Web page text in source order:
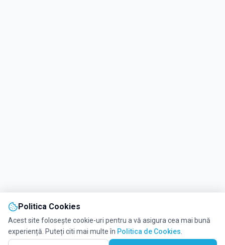
Politica Cookies
Acest site folosește cookie-uri pentru a vă asigura cea mai bună
experiență. Puteți citi mai multe în Politica de Cookies